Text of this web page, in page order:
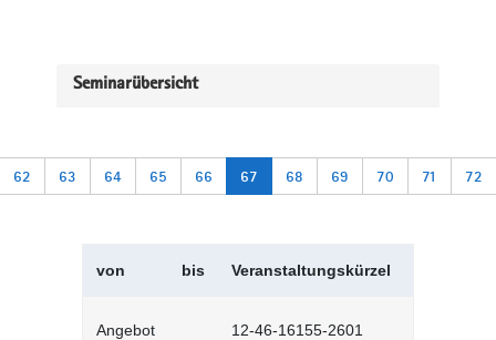
Seminarübersicht
62 63 64 65 66 67 68 69 70 71 72
von bis Veranstaltungskürzel
Angebot
12-46-16155-2601